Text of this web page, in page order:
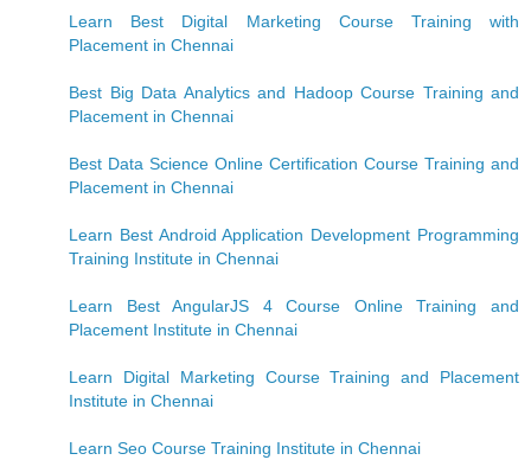
Learn Best Digital Marketing Course Training with
Placement in Chennai
Best Big Data Analytics and Hadoop Course Training and
Placement in Chennai
Best Data Science Online Certification Course Training and
Placement in Chennai
Learn Best Android Application Development Programming
Training Institute in Chennai
Learn Best AngularJS 4 Course Online Training and
Placement Institute in Chennai
Learn Digital Marketing Course Training and Placement
Institute in Chennai
Learn Seo Course Training Institute in Chennai